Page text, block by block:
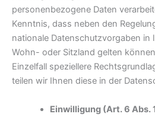
personenbezogene Daten
Kenntnis, dass neben den
nationale Datenschutzvorgaben in
Wohn- oder Sitzland gelten
Einzelfall speziellere
teilen wir Ihnen diese in der
Einwilligung (Art. 6 Abs.